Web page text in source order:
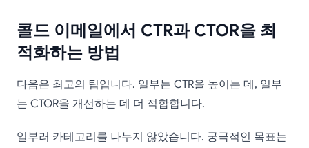
콜드 이메일에서 CTR과 CTOR을 최
적화하는 방법
다음은 최고의 팁입니다. 일부는 CTR을 높이는 데, 일부
는 CTOR을 개선하는 데 더 적합합니다.
일부러 카테고리를 나누지 않았습니다. 궁극적인 목표는